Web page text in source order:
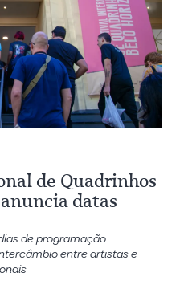
de Quadrinhos
datas
de programação
entre artistas e